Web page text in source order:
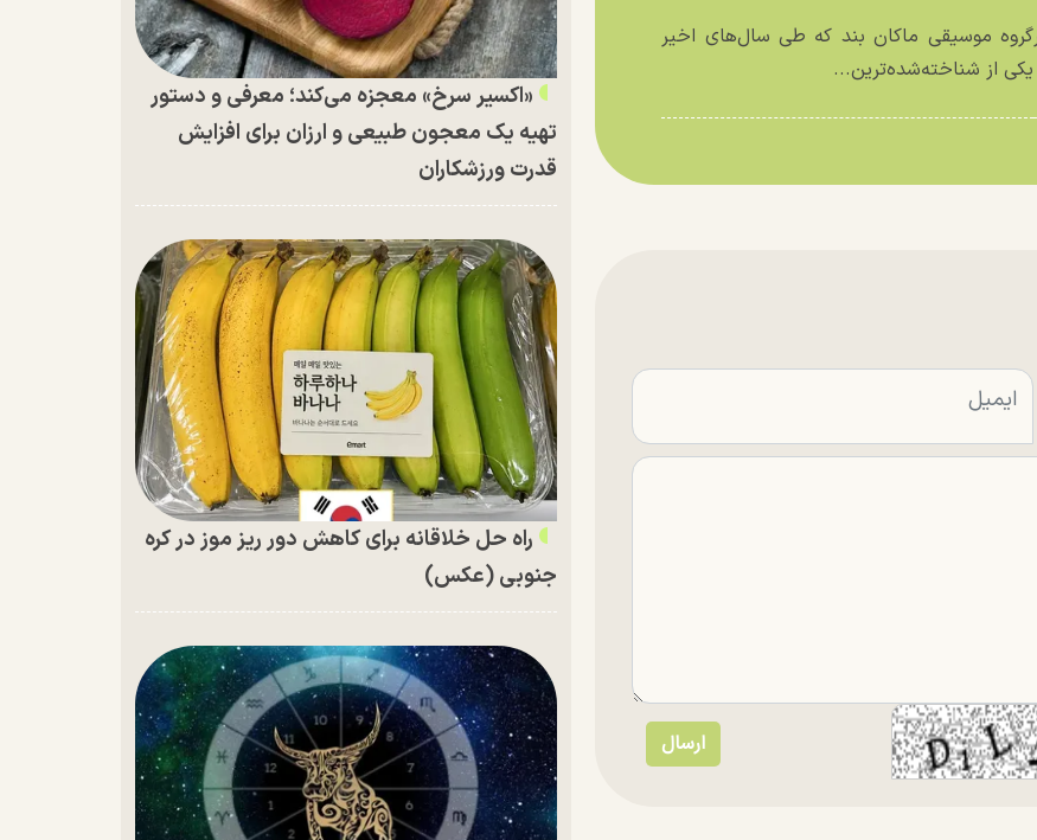
گروه موسیقی ماکان بند که طی سال‌های اخیر
یکی از شناخته‌شده‌ترین...
«اکسیر سرخ» معجزه می‌کند؛ معرفی و دستور
تهیه یک معجون طبیعی و ارزان برای افزایش
قدرت ورزشکاران
راه حل خلاقانه برای کاهش دور ریز موز در کره
جنوبی (عکس)